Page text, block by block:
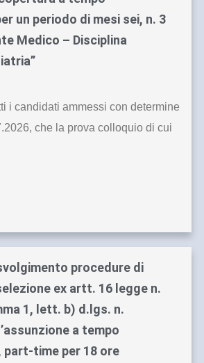
un periodo di mesi sei, n. 3
Medico – Disciplina
i candidati ammessi con determine
che la prova colloquio di cui
procedure di
ex artt. 16 legge n.
1, lett. b) d.lgs. n.
a tempo
time per 18 ore